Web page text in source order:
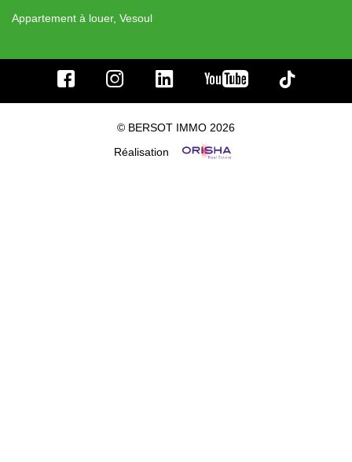
Appartement à louer, Vesoul
© BERSOT IMMO 2026
Réalisation